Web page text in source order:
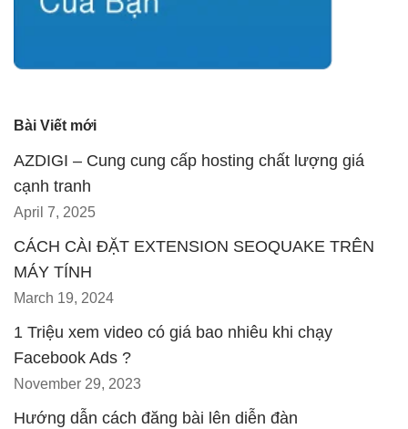
Bài Viết mới
AZDIGI – Cung cung cấp hosting chất lượng giá
cạnh tranh
April 7, 2025
CÁCH CÀI ĐẶT EXTENSION SEOQUAKE TRÊN
MÁY TÍNH
March 19, 2024
1 Triệu xem video có giá bao nhiêu khi chạy
Facebook Ads ?
November 29, 2023
Hướng dẫn cách đăng bài lên diễn đàn